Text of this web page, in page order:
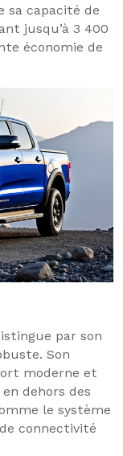
sa capacité de
jusqu’à 3 400
économie de
par son
Son
moderne et
dehors des
le système
connectivité